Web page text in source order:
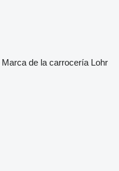
Marca de la carrocería Lohr